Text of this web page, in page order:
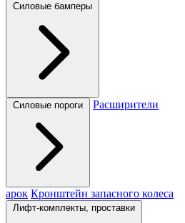
Силовые бамперы
Силовые пороги Расширители
арок Кронштейн запасного колеса
Лифт-комплекты, проставки